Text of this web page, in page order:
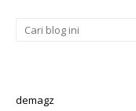
demagz